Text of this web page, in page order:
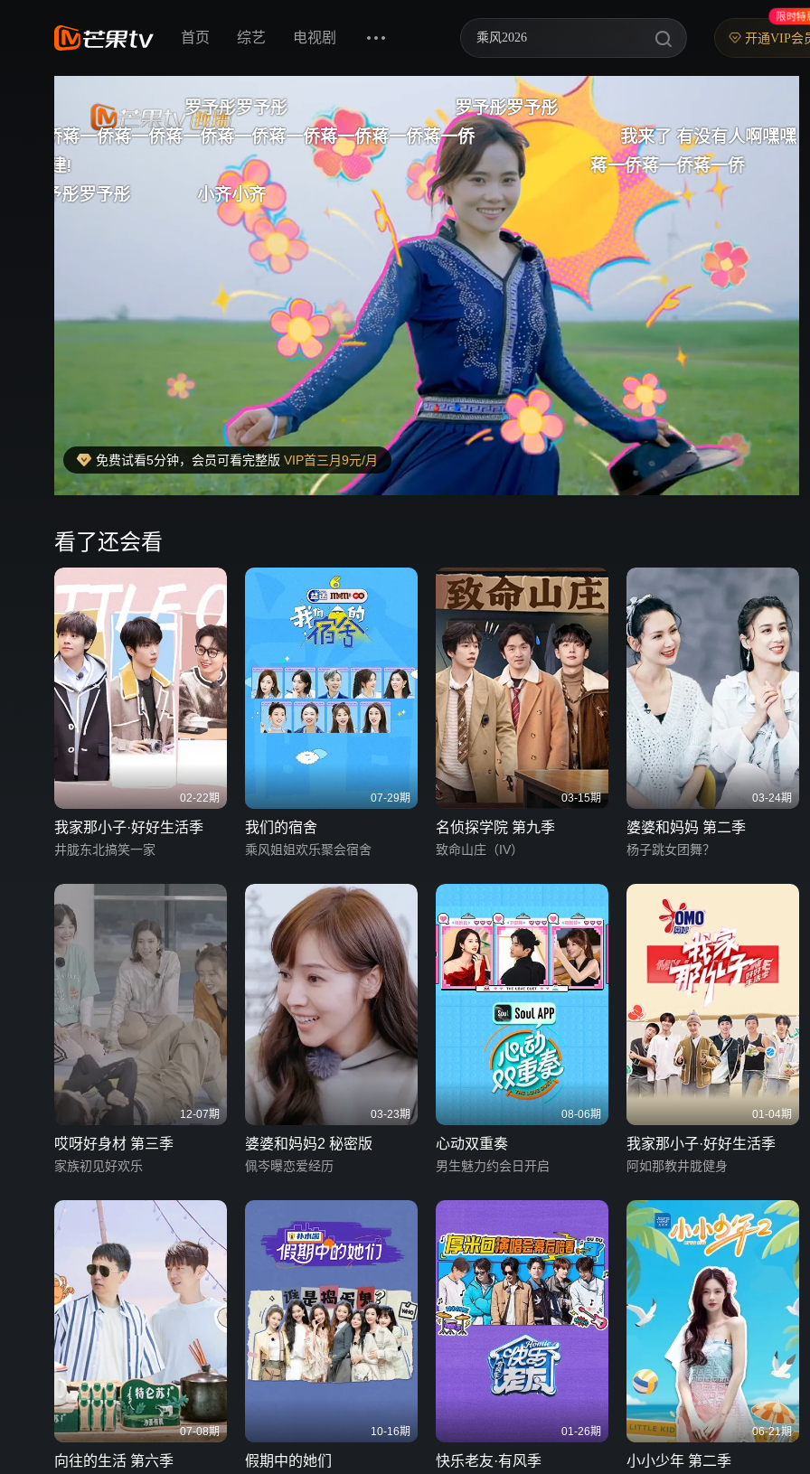
首页 综艺 电视剧
野狗骨头
炽夏
乘风2026
中餐厅·南洋拾光季
快乐老家
忙忙碌碌寻宝藏2
妻子的浪漫旅行2026
我们的宿舍·归心季
克制升温
爸爸当家 第五季
你好，星期六
开通VIP会
限时特
罗予彤罗予彤 太牛了吧
侨蒋一侨蒋一侨蒋一侨蒋一侨
我来了 有没有人啊嘿嘿
蒋一侨蒋一侨蒋一侨
齐小齐
免费试看5分钟，会员可看完整版 VIP首三月9元/月
看了还会看
02-22期
我家那小子·好好生活季
井胧东北搞笑一家
07-29期
我们的宿舍
乘风姐姐欢乐聚会宿舍
03-15期
名侦探学院 第九季
致命山庄（IV）
03-24期
婆婆和妈妈 第二季
杨子跳女团舞？
12-07期
哎呀好身材 第三季
家族初见好欢乐
03-23期
婆婆和妈妈2 秘密版
佩岑曝恋爱经历
08-06期
心动双重奏
男生魅力约会日开启
01-04期
我家那小子·好好生活季
阿如那教井胧健身
07-08期
向往的生活 第六季
10-16期
假期中的她们
01-26期
快乐老友·有风季
06-21期
小小少年 第二季